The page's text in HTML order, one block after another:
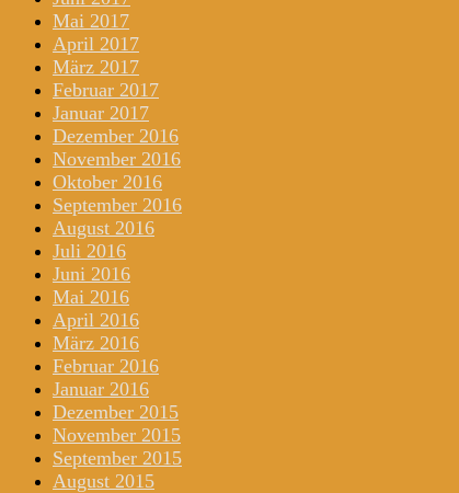
Mai 2017
April 2017
März 2017
Februar 2017
Januar 2017
Dezember 2016
November 2016
Oktober 2016
September 2016
August 2016
Juli 2016
Juni 2016
Mai 2016
April 2016
März 2016
Februar 2016
Januar 2016
Dezember 2015
November 2015
September 2015
August 2015